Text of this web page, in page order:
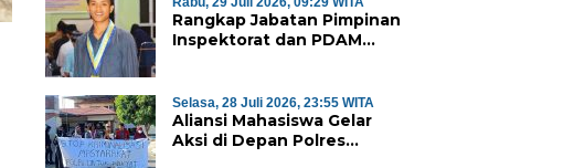
Rangkap Jabatan Pimpinan
Inspektorat dan PDAM
Independensi Pengawasan
Selasa, 28 Juli 2026, 23:55 WITA
Aliansi Mahasiswa Gelar
Aksi di Depan Polres